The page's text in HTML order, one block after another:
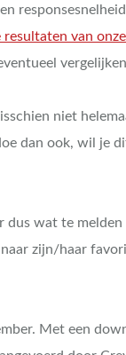
resultaten van onze
niet
dan ook, wil je
dus wat te
zijn/haar
Met een